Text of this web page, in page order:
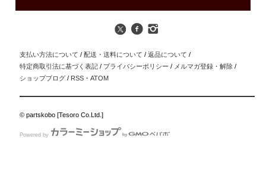
支払い方法について / 配送・送料について / 返品について /
特定商取引法に基づく表記 / プライバシーポリシー / メルマガ登録・解除 /
ショップブログ / RSS ・ATOM
© partskobo [Tesoro Co.Ltd.]
Powered by